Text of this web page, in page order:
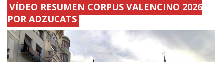
VÍDEO RESUMEN CORPUS VALENCINO 2026
POR ADZUCATS